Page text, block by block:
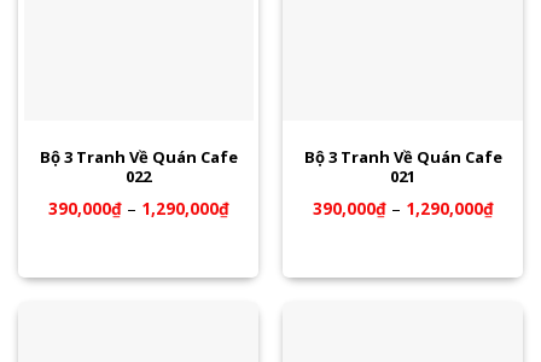
Bộ 3 Tranh Về Quán Cafe
022
390,000₫– 1,290,000₫
Bộ 3 Tranh Về Quán Cafe
021
390,000₫– 1,290,000₫